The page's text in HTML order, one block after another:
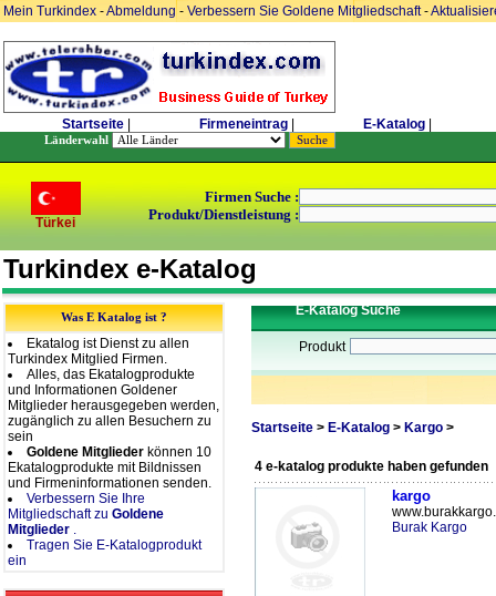
Mein Turkindex -Abmeldung- Verbessern Sie Goldene Mitgliedschaft-
Startseite Firmeneintrag E-Katalog
Länderwahl
Türkei
Firmen Suche :
Produkt/Dienstleistung :
Turkindex e-Katalog
Was E Katalog ist ?
Ekatalog ist Dienst zu allen
Turkindex Mitglied Firmen.
Alles, das Ekatalogprodukte
und Informationen Goldener
Mitglieder herausgegeben werden,
zugänglich zu allen Besuchern zu
sein
Goldene Mitglieder können 10
Ekatalogprodukte mit Bildnissen
und Firmeninformationen senden.
Verbessern Sie Ihre
Mitgliedschaft zu Goldene
Mitglieder .
Tragen Sie E-Katalogprodukt
ein
E-Katalog Suche
Produkt
Startseite > E-Katalog> Kargo>
4 e-katalog produkte haben gefunden
kargo
Burak Kargo